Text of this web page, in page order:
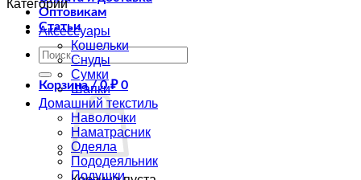
Оптовикам
Статьи
Искать:
Корзина /0₽ 0
Категории
Аксессуары
Кошельки
Снуды
Сумки
Шапки
Домашний текстиль
Наволочки
Наматрасник
Одеяла
Пододеяльник
Подушки